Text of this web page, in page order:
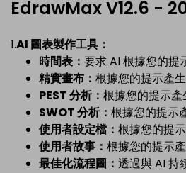
EdrawMax V12.6 -
1.AI 圖表製作工具：
時間表： 要求 AI 根據您的提
精實畫布： 根據您的提示產生
PEST 分析： 根據您的提示產
SWOT 分析： 根據您的提示
使用者設定檔： 根據您的提
使用者故事： 根據您的提示
最佳化流程圖： 透過與 AI 持